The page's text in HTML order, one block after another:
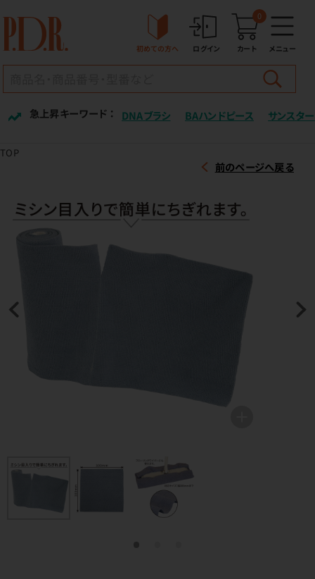
初めての方へ ログイン カート
0
メニュー
急上昇キーワード ： DNAブラシ BAハンドピース サンスター
TOP
前のページへ戻る